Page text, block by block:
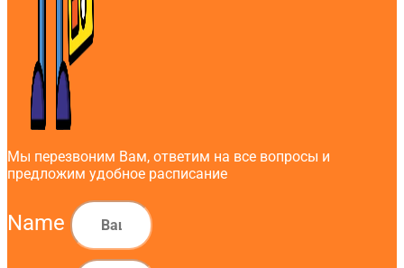
Мы перезвоним Вам, ответим на все вопросы и
предложим удобное расписание
Name